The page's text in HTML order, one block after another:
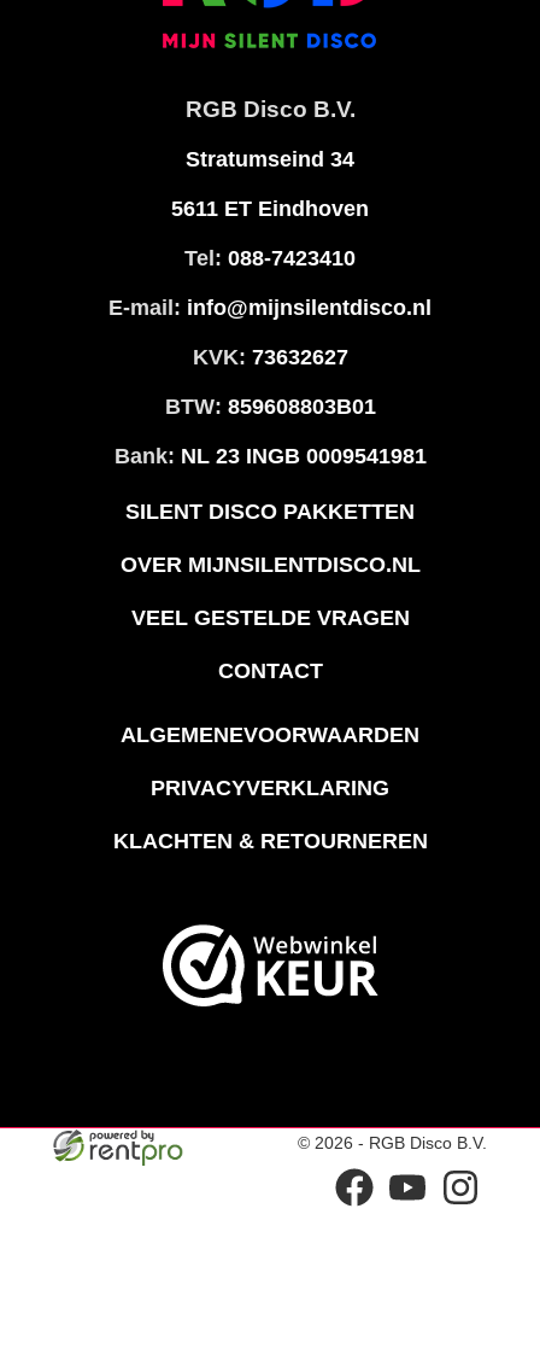
RGB Disco B.V.
Stratumseind 34
5611 ET Eindhoven
Tel: 088-7423410
E-mail: info@mijnsilentdisco.nl
KVK: 73632627
BTW: 859608803B01
Bank: NL 23 INGB 0009541981
SILENT DISCO PAKKETTEN
OVER MIJNSILENTDISCO.NL
VEEL GESTELDE VRAGEN
CONTACT
ALGEMENEVOORWAARDEN
PRIVACYVERKLARING
KLACHTEN & RETOURNEREN
© 2026 - RGB Disco B.V.
facebookyoutube instagram